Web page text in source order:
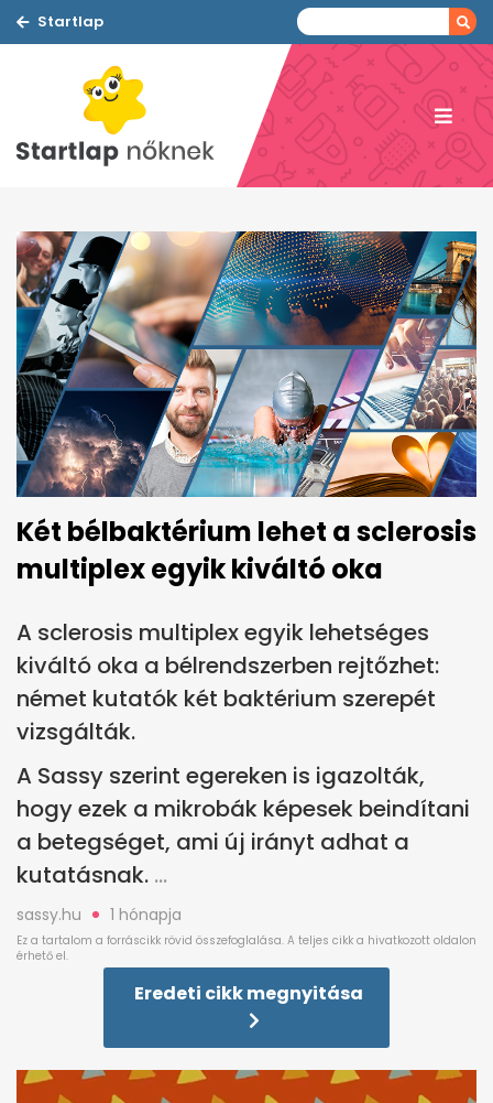
Startlap
Két bélbaktérium lehet a sclerosis
multiplex egyik kiváltó oka
A sclerosis multiplex egyik lehetséges
kiváltó oka a bélrendszerben rejtőzhet:
német kutatók két baktérium szerepét
vizsgálták.
A Sassy szerint egereken is igazolták,
hogy ezek a mikrobák képesek beindítani
a betegséget, ami új irányt adhat a
kutatásnak.
sassy.hu 1 hónapja
Eredeti cikk megnyitása